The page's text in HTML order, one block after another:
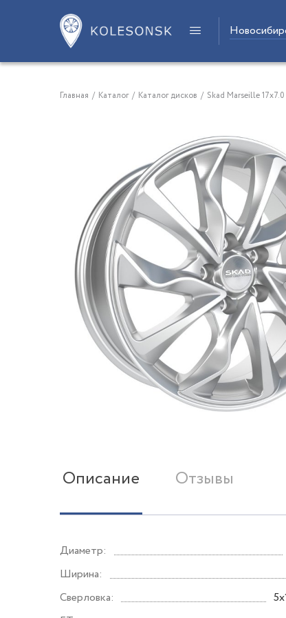
Главная / Каталог / Каталог дисков / Skad Marseille
Описание Отзывы
Диаметр:
Ширина:
Сверловка: